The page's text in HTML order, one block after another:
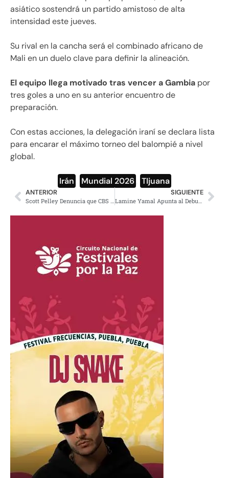
asiático sostendrá un partido amistoso de alta
intensidad este jueves.
Su rival en la cancha será el combinado africano de
Mali en un duelo clave para definir la alineación.
El equipo llega motivado tras vencer a Gambia por
tres goles a uno en su anterior encuentro de
preparación.
Con estas acciones, la delegación iraní se declara lista
para encarar el máximo torneo del balompié a nivel
global.
Irán Mundial 2026 TIjuana
ANTERIOR
Scott Pelley Denuncia que CBS le Exigió Difundir Falsedades
SIGUIENTE
Lamine Yamal Apunta al Debut de España en el Mundial